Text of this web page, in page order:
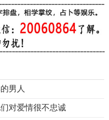
男人
对爱情很不忠诚